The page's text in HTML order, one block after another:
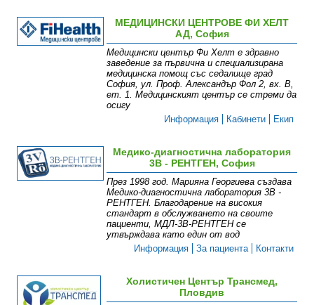
МЕДИЦИНСКИ ЦЕНТРОВЕ ФИ ХЕЛТ
АД, София
Медицински център Фи Хелт е здравно
заведение за първична и специализирана
медицинска помощ със седалище град
София, ул. Проф. Александър Фол 2, вх. В,
ет. 1. Медицинският център се стреми да
осигу
Информация
Кабинети Екип
Медико-диагностична лаборатория
3В - РЕНТГЕН, София
През 1998 год. Марияна Георгиева създава
Медико-диагностична лаборатория 3В -
РЕНТГЕН. Благодарение на високия
стандарт в обслужването на своите
пациенти, МДЛ-3В-РЕНТГЕН се
утвърждава като един от вод
Информация
За пациента Контакти
Холистичен Център Трансмед,
Пловдив